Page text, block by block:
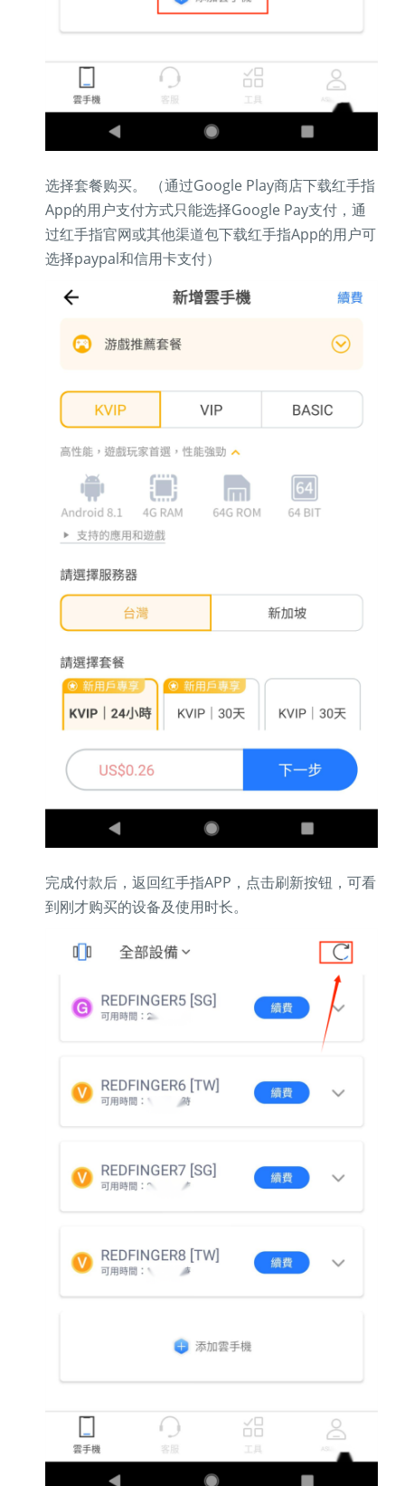
选择套餐购买。 （通过Google Play商店下载红手指
App的用户支付方式只能选择Google Pay支付，通
过红手指官网或其他渠道包下载红手指App的用户可
选择paypal和信用卡支付）
完成付款后，返回红手指APP，点击刷新按钮，可看
到刚才购买的设备及使用时长。